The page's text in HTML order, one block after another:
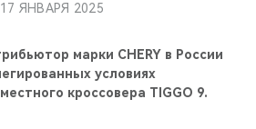
17 ЯНВАРЯ 2025
марки CHERY в России
условиях
кроссовера TIGGO 9.